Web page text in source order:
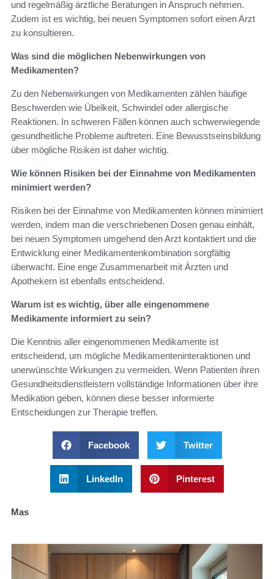
und regelmäßig ärztliche Beratungen in Anspruch nehmen.
Zudem ist es wichtig, bei neuen Symptomen sofort einen Arzt
zu konsultieren.
Was sind die möglichen Nebenwirkungen von
Medikamenten?
Zu den Nebenwirkungen von Medikamenten zählen häufige
Beschwerden wie Übelkeit, Schwindel oder allergische
Reaktionen. In schweren Fällen können auch schwerwiegende
gesundheitliche Probleme auftreten. Eine Bewusstseinsbildung
über mögliche Risiken ist daher wichtig.
Wie können Risiken bei der Einnahme von Medikamenten
minimiert werden?
Risiken bei der Einnahme von Medikamenten können minimiert
werden, indem man die verschriebenen Dosen genau einhält,
bei neuen Symptomen umgehend den Arzt kontaktiert und die
Entwicklung einer Medikamentenkombination sorgfältig
überwacht. Eine enge Zusammenarbeit mit Ärzten und
Apothekern ist ebenfalls entscheidend.
Warum ist es wichtig, über alle eingenommene
Medikamente informiert zu sein?
Die Kenntnis aller eingenommenen Medikamente ist
entscheidend, um mögliche Medikamenteninteraktionen und
unerwünschte Wirkungen zu vermeiden. Wenn Patienten ihren
Gesundheitsdienstleistern vollständige Informationen über ihre
Medikation geben, können diese besser informierte
Entscheidungen zur Therapie treffen.
Facebook Twitter
LinkedIn Pinterest
Mas